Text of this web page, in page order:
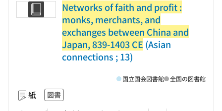
Networks of faith and profit :
monks, merchants, and
exchanges between China and
Japan, 839-1403 CE (Asian
connections ; 13)
紙 図書
国立国会図書館 全国の図書館